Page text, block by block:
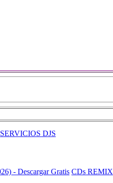
SERVICIOS DJS
CDs REMIX